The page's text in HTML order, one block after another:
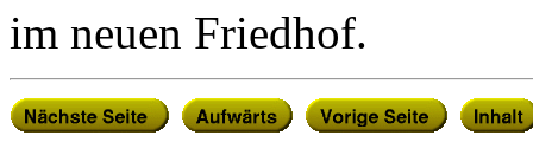
im neuen Friedhof.